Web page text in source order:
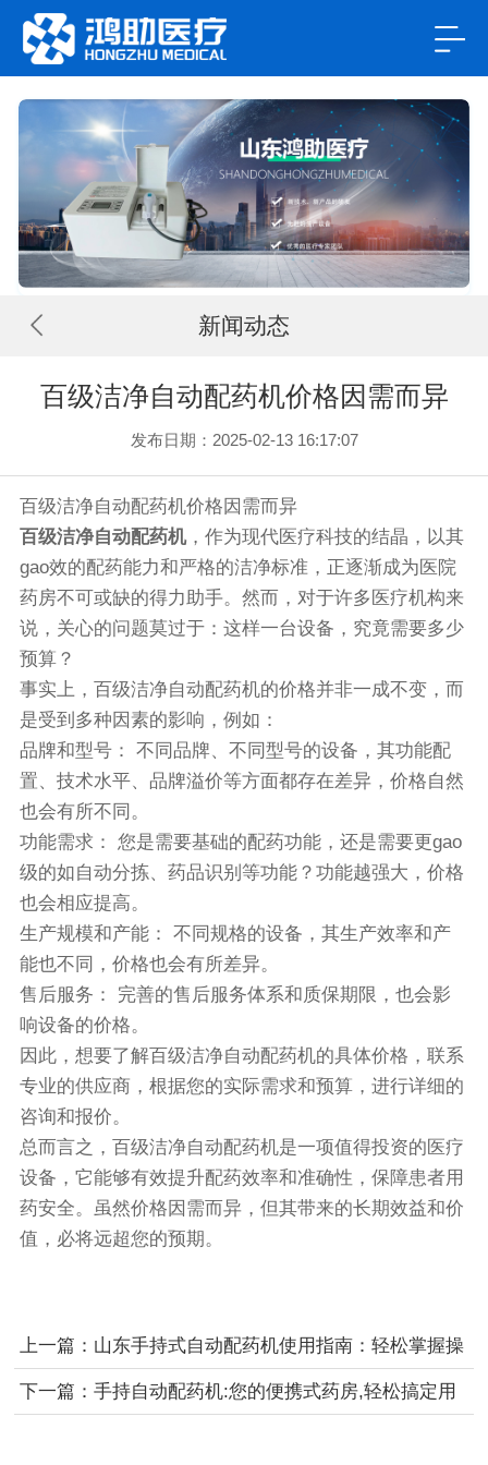
新闻动态
百级洁净自动配药机价格因需而异
发布日期：2025-02-13 16:17:07
百级洁净自动配药机价格因需而异
百级洁净自动配药机，作为现代医疗科技的结晶，以其
gao效的配药能力和严格的洁净标准，正逐渐成为医院
药房不可或缺的得力助手。然而，对于许多医疗机构来
说，关心的问题莫过于：这样一台设备，究竟需要多少
预算？
事实上，百级洁净自动配药机的价格并非一成不变，而
是受到多种因素的影响，例如：
品牌和型号： 不同品牌、不同型号的设备，其功能配
置、技术水平、品牌溢价等方面都存在差异，价格自然
也会有所不同。
功能需求： 您是需要基础的配药功能，还是需要更gao
级的如自动分拣、药品识别等功能？功能越强大，价格
也会相应提高。
生产规模和产能： 不同规格的设备，其生产效率和产
能也不同，价格也会有所差异。
售后服务： 完善的售后服务体系和质保期限，也会影
响设备的价格。
因此，想要了解百级洁净自动配药机的具体价格，联系
专业的供应商，根据您的实际需求和预算，进行详细的
咨询和报价。
总而言之，百级洁净自动配药机是一项值得投资的医疗
设备，它能够有效提升配药效率和准确性，保障患者用
药安全。虽然价格因需而异，但其带来的长期效益和价
值，必将远超您的预期。
上一篇： 山东手持式自动配药机使用指南：轻松掌握操
作步骤
下一篇： 手持自动配药机:您的便携式药房,轻松搞定用